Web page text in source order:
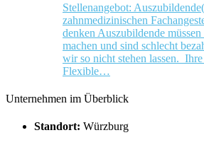
Stellenangebot:
zahnmedizinischen
denken Auszubildende
machen und sind schlecht
wir so nicht stehen lassen.
Flexible…
Unternehmen im Überblick
Standort: Würzburg